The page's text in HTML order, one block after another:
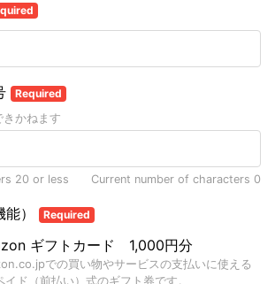
Required
かねます
20 or less Current number of characters 0
） Required
ギフトカード 1,000円分
での買い物やサービスの支払いに使える
イド（前払い）式のギフト券です。